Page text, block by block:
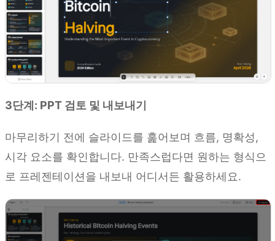
3단계: PPT 검토 및 내보내기
마무리하기 전에 슬라이드를 훑어보며 흐름, 명확성,
시각 요소를 확인합니다. 만족스럽다면 원하는 형식으
로 프레젠테이션을 내보내 어디서든 활용하세요.